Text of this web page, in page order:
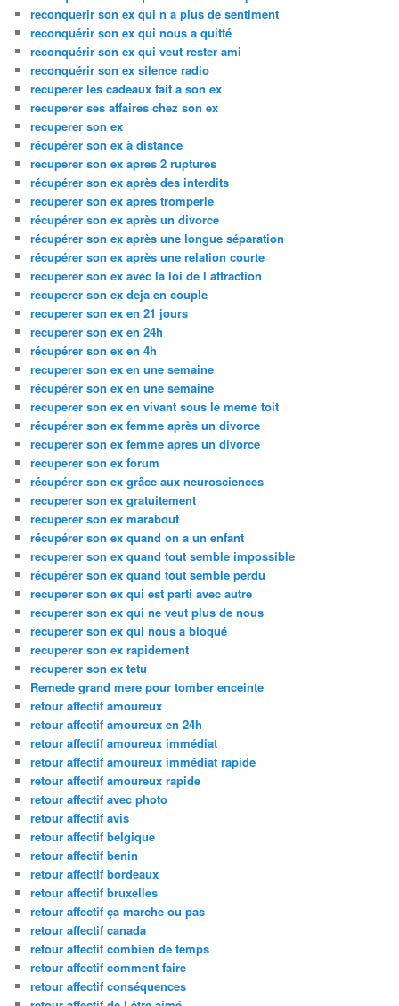
reconquerir son ex qui n a plus de sentiment
reconquérir son ex qui nous a quitté
reconquérir son ex qui veut rester ami
reconquérir son ex silence radio
recuperer les cadeaux fait a son ex
recuperer ses affaires chez son ex
recuperer son ex
récupérer son ex à distance
recuperer son ex apres 2 ruptures
récupérer son ex après des interdits
recuperer son ex apres tromperie
récupérer son ex après un divorce
récupérer son ex après une longue séparation
récupérer son ex après une relation courte
recuperer son ex avec la loi de l attraction
recuperer son ex deja en couple
recuperer son ex en 21 jours
recuperer son ex en 24h
récupérer son ex en 4h
recuperer son ex en une semaine
récupérer son ex en une semaine
recuperer son ex en vivant sous le meme toit
récupérer son ex femme après un divorce
recuperer son ex femme apres un divorce
recuperer son ex forum
récupérer son ex grâce aux neurosciences
recuperer son ex gratuitement
recuperer son ex marabout
récupérer son ex quand on a un enfant
recuperer son ex quand tout semble impossible
récupérer son ex quand tout semble perdu
recuperer son ex qui est parti avec autre
recuperer son ex qui ne veut plus de nous
recuperer son ex qui nous a bloqué
recuperer son ex rapidement
recuperer son ex tetu
Remede grand mere pour tomber enceinte
retour affectif amoureux
retour affectif amoureux en 24h
retour affectif amoureux immédiat
retour affectif amoureux immédiat rapide
retour affectif amoureux rapide
retour affectif avec photo
retour affectif avis
retour affectif belgique
retour affectif benin
retour affectif bordeaux
retour affectif bruxelles
retour affectif ça marche ou pas
retour affectif canada
retour affectif combien de temps
retour affectif comment faire
retour affectif conséquences